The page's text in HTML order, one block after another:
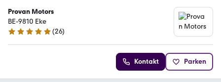
Provan Motors
BE-9810 Eke
5 Sterne
(26)
Kontakt Parken